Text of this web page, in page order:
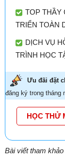
TOP THẦY
TRIỂN TOÀN
DỊCH VỤ
TRÌNH HỌC
Ưu đãi đặt
đăng ký trong tháng
HỌC THỬ
Bài viết tham khảo